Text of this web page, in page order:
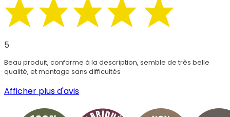
5
Beau produit, conforme à la description, semble de très belle
qualité, et montage sans difficultés
Afficher plus d'avis